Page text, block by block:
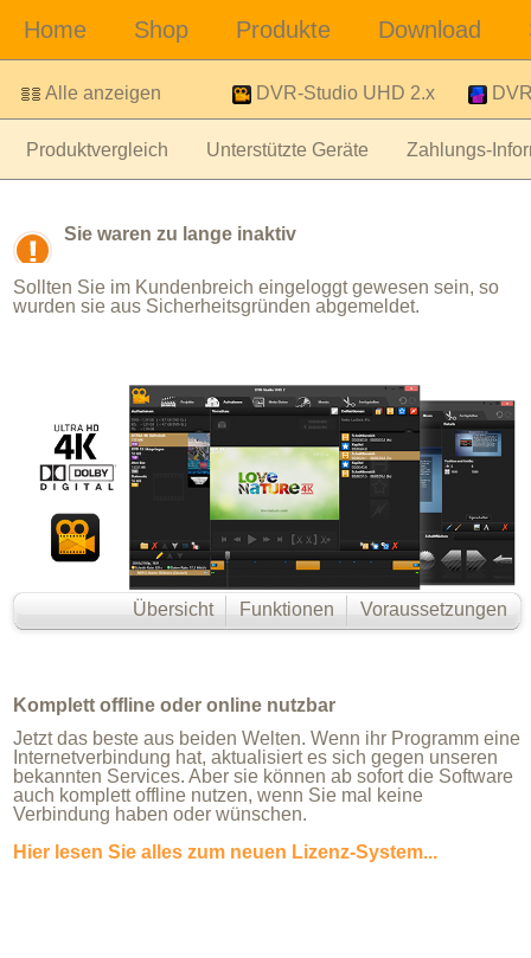
Alle anzeigen DVR-Studio UHD 2.x
Produktvergleich Unterstützte Geräte Zahlungs-
Sie waren zu lange inaktiv
Sollten Sie im Kundenbreich eingeloggt gewesen sein, so
wurden sie aus Sicherheitsgründen abgemeldet.
Voraussetzungen
Funktionen
Übersicht
Komplett offline oder online nutzbar
Jetzt das beste aus beiden Welten. Wenn ihr Programm eine
Internetverbindung hat, aktualisiert es sich gegen unseren
bekannten Services. Aber sie können ab sofort die Software
auch komplett offline nutzen, wenn Sie mal keine
Verbindung haben oder wünschen.
Hier lesen Sie alles zum neuen Lizenz-System...